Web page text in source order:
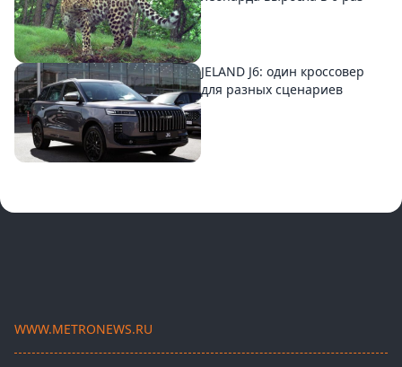
JELAND J6: один кроссовер
для разных сценариев
WWW.METRONEWS.RU